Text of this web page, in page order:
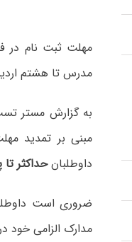
مدرس تا هشتم
به گزارش مستر
داوطلبانحداکثر تا
ضروری است
مدارک الزامی خود